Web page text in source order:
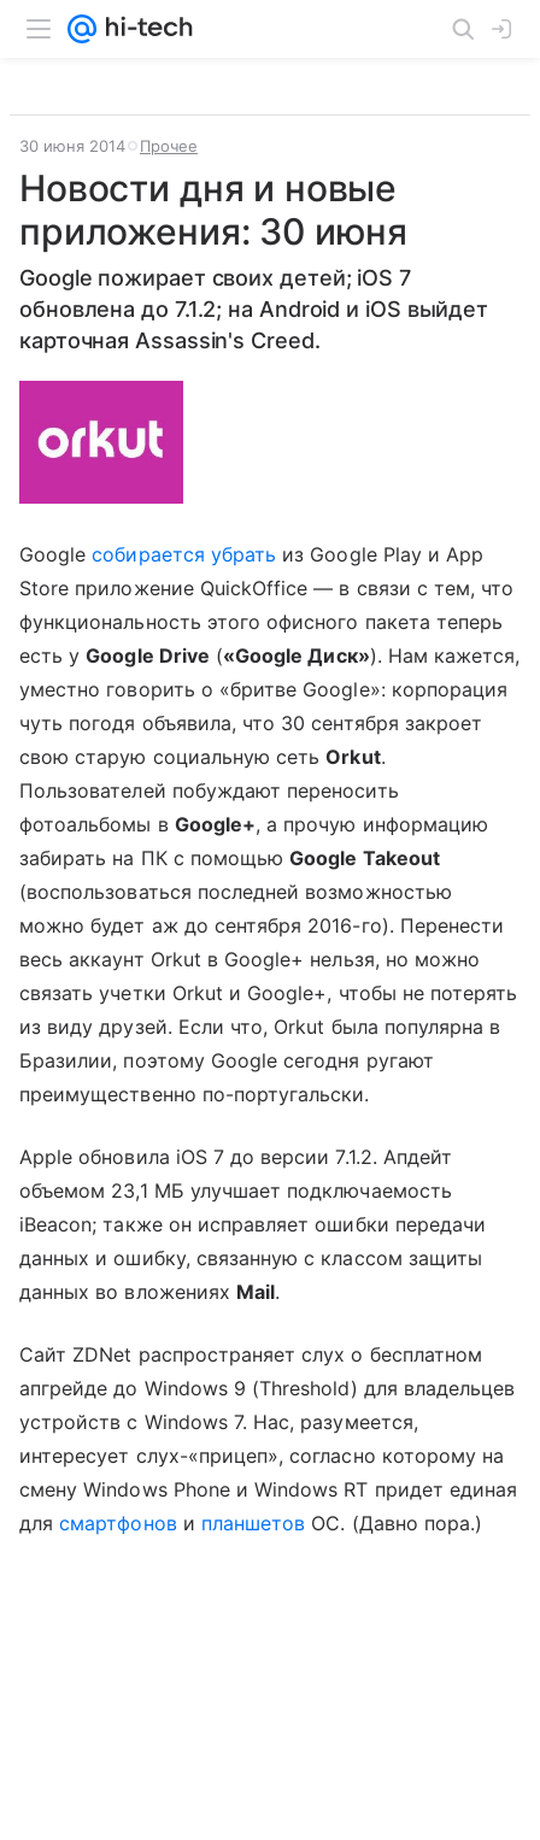
30 июня 2014 Прочее
Новости дня и новые
приложения: 30 июня
Google пожирает своих детей; iOS 7
обновлена до 7.1.2; на Android и iOS выйдет
карточная Assassin's Creed.
Googleсобирается убрать из Google Play и App
Store приложение QuickOffice — в связи с тем, что
функциональность этого офисного пакета теперь
есть уGoogle Drive («Google Диск»). Нам кажется,
уместно говорить о «бритве Google»: корпорация
чуть погодя объявила, что 30 сентября закроет
свою старую социальную сетьOrkut.
Пользователей побуждают переносить
фотоальбомы в Google+, а прочую информацию
забирать на ПК с помощьюGoogle Takeout
(воспользоваться последней возможностью
можно будет аж до сентября 2016-го). Перенести
весь аккаунт Orkut в Google+ нельзя, но можно
связать учетки Orkut и Google+, чтобы не потерять
из виду друзей. Если что, Orkut была популярна в
Бразилии, поэтому Google сегодня ругают
преимущественно по-португальски.
Apple обновила iOS 7 до версии 7.1.2. Апдейт
объемом 23,1 МБ улучшает подключаемость
iBeacon; также он исправляет ошибки передачи
данных и ошибку, связанную с классом защиты
данных во вложениях Mail.
Сайт ZDNet распространяет слух о бесплатном
апгрейде до Windows 9 (Threshold) для владельцев
устройств с Windows 7. Нас, разумеется,
интересует слух-«прицеп», согласно которому на
смену Windows Phone и Windows RT придет единая
длясмартфонови планшетов ОС. (Давно пора.)